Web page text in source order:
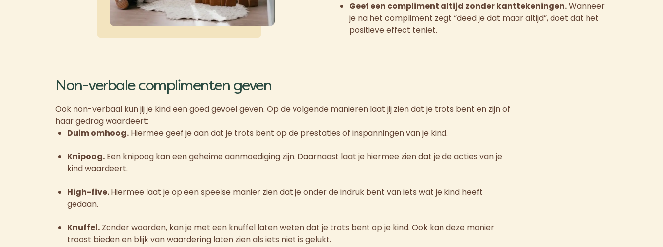
Geef een compliment altijd zonder kanttekeningen.Wanneer
je na het compliment zegt “deed je dat maar altijd”, doet dat het
positieve effect teniet.
Non-verbale complimenten geven
Ook non-verbaal kun jij je kind een goed gevoel geven. Op de volgende manieren laat jij zien dat je trots bent en zijn of
haar gedrag waardeert:
Duim omhoog. Hiermee geef je aan dat je trots bent op de prestaties of inspanningen van je kind.
Knipoog. Een knipoog kan een geheime aanmoediging zijn. Daarnaast laat je hiermee zien dat je de acties van je
kind waardeert.
High-five. Hiermee laat je op een speelse manier zien dat je onder de indruk bent van iets wat je kind heeft
gedaan.
Knuffel. Zonder woorden, kan je met een knuffel laten weten dat je trots bent op je kind. Ook kan deze manier
troost bieden en blijk van waardering laten zien als iets niet is gelukt.